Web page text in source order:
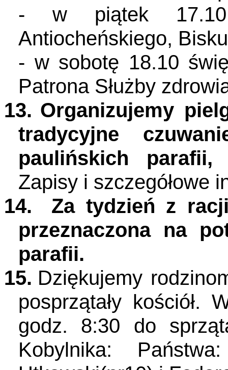
- w piątek 17.10
Antiocheńskiego,
- w sobotę 18.10
Patrona Służby
13. Organizujemy
tradycyjne
paulińskich
Zapisy i szczegółowe
14.
Za tydzień z
przeznaczona na
parafii.
15. Dziękujemy
posprzątały kościół.
godz. 8:30 do
Kobylnika: